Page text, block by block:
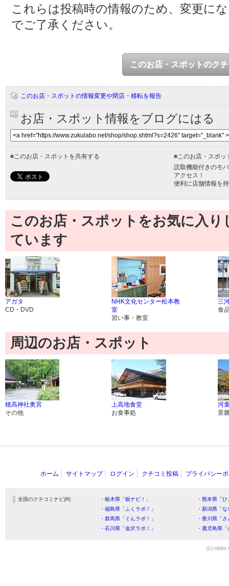
これらは投稿時の情報のため、変更に
でご了承ください。
このお店・スポットのク
このお店・スポットの情報変更や閉店・移転を報告
お店・スポット情報をブログにはる
■このお店・スポットを共有する ■このお店・スポッ
読取機能付きのモ
アクセス！
便利に店舗情報を
このお店・スポットをお気に入
ています
アガタ
CD・DVD
NHK文化センター松本教
室
習い事・教室
三
食
周辺のお店・スポット
穂高神社奥宮
その他
上高地食堂
お食事処
河
景
ホーム サイトマップ ログイン クチコミ投稿 プライバシー
全国のクチコミナビ(R) ・栃木県「栃ナビ！」
・熊本県「
・福島県「ふくラボ！」
・新潟県「
・群馬県「ぐんラボ！」
・香川県「
・石川県「金沢ラボ！」
・鹿児島県
(C) HitBit